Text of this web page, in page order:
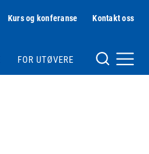
Kurs og konferanse Kontakt oss
FOR UTØVERE